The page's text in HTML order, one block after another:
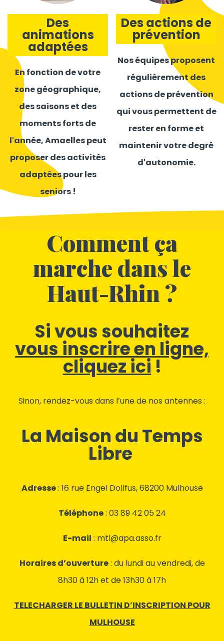
Des
animations
adaptées
En fonction de votre
zone géographique,
des saisons et des
moments forts de
l'année, Amaelles peut
proposer des activités
adaptées pour les
seniors !
Des actions de
prévention
Nos équipes proposent
régulièrement des
actions de prévention
qui vous permettent de
rester en forme et
maintenir votre degré
d'autonomie.
Comment ça
marche dans le
Haut-Rhin ?
Si vous souhaitez
vous inscrire en ligne,
cliquez ici !
Sinon, rendez-vous dans l’une de nos antennes :
La Maison du Temps
Libre
Adresse: 16 rue Engel Dollfus, 68200 Mulhouse
Téléphone: 03 89 42 05 24
E-mail : mtl@apa.asso.fr
Horaires d’ouverture: du lundi au vendredi, de
8h30 à 12h et de 13h30 à 17h
TELECHARGER LE BULLETIN D’INSCRIPTION POUR
MULHOUSE